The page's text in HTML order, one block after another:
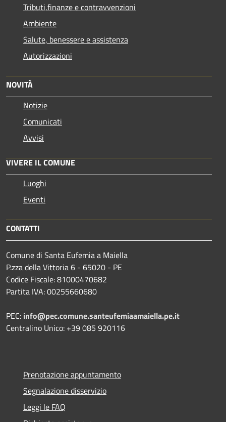
Tributi,finanze e contravvenzioni
Ambiente
Salute, benessere e assistenza
Autorizzazioni
NOVITÀ
Notizie
Comunicati
Avvisi
VIVERE IL COMUNE
Luoghi
Eventi
CONTATTI
Comune di Santa Eufemia a Maiella
P.zza della Vittoria 6 - 65020 - PE
Codice Fiscale: 81000470682
Partita IVA: 00255660680
PEC: info@pec.comune.santeufemiaamaiella.pe.it
Centralino Unico: +39 085 920116
Prenotazione appuntamento
Segnalazione disservizio
Leggi le FAQ